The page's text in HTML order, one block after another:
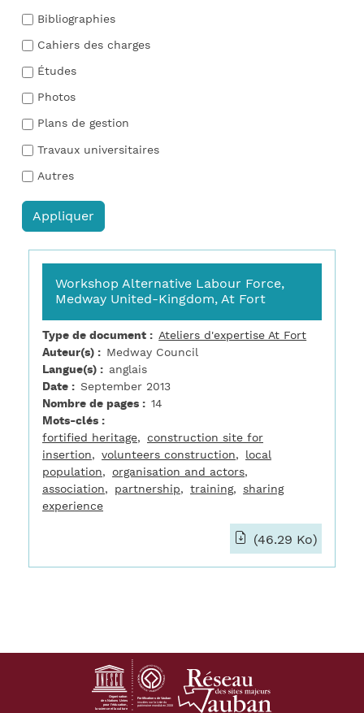
Bibliographies
Cahiers des charges
Études
Photos
Plans de gestion
Travaux universitaires
Autres
Workshop Alternative Labour Force,
Medway United-Kingdom, At Fort
Type de document
Ateliers d'expertise At Fort
Auteur(s)
Medway Council
Langue(s)
anglais
Date
September 2013
Nombre de pages
14
Mots-clés
fortified heritage
construction site for
insertion
volunteers construction
local
population
organisation and actors
association
partnership training
sharing
experience
(46.29 Ko)